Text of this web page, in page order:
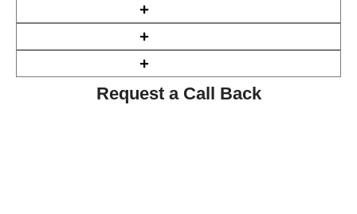
Request a Call Back